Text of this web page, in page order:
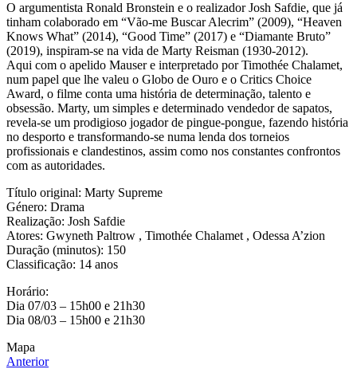
O argumentista Ronald Bronstein e o realizador Josh Safdie, que já
tinham colaborado em “Vão-me Buscar Alecrim” (2009), “Heaven
Knows What” (2014), “Good Time” (2017) e “Diamante Bruto”
(2019), inspiram-se na vida de Marty Reisman (1930-2012).
Aqui com o apelido Mauser e interpretado por Timothée Chalamet,
num papel que lhe valeu o Globo de Ouro e o Critics Choice
Award, o filme conta uma história de determinação, talento e
obsessão. Marty, um simples e determinado vendedor de sapatos,
revela-se um prodigioso jogador de pingue-pongue, fazendo história
no desporto e transformando-se numa lenda dos torneios
profissionais e clandestinos, assim como nos constantes confrontos
com as autoridades.
Título original: Marty Supreme
Género: Drama
Realização: Josh Safdie
Atores: Gwyneth Paltrow , Timothée Chalamet , Odessa A’zion
Duração (minutos): 150
Classificação: 14 anos
Horário:
Dia 07/03 – 15h00 e 21h30
Dia 08/03 – 15h00 e 21h30
Mapa
Anterior